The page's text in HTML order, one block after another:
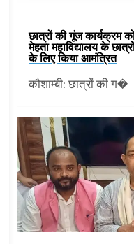
छात्रों की गूंज कार्यक्रम
मेहता महाविद्यालय के
के लिए किया आमंत्रित
कौशाम्बी: छात्रों की ग�